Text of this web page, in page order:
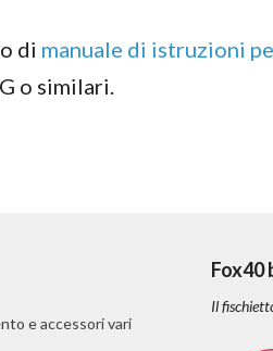
di manuale di istruzioni
o similari.
e accessori vari
Fox40
Il